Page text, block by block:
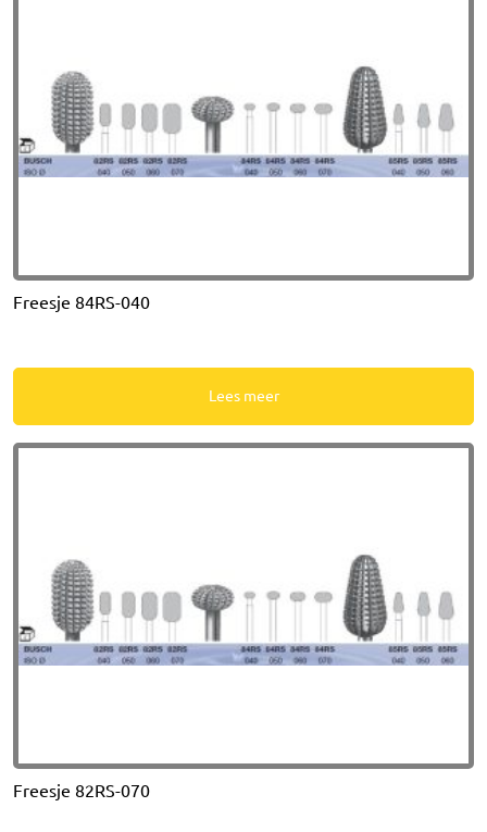
Freesje 84RS-040
Lees meer
Freesje 82RS-070